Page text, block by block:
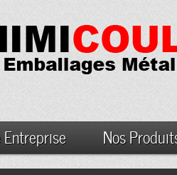
Nos